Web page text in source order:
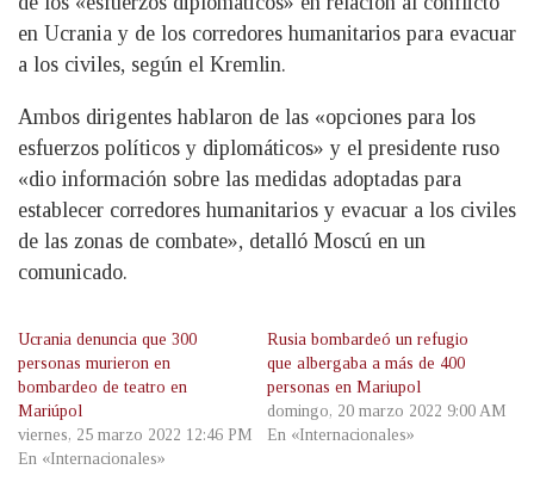
en Ucrania y de los corredores humanitarios para evacuar
a los civiles, según el Kremlin.
Ambos dirigentes hablaron de las «opciones para los
esfuerzos políticos y diplomáticos» y el presidente ruso
«dio información sobre las medidas adoptadas para
establecer corredores humanitarios y evacuar a los civiles
de las zonas de combate», detalló Moscú en un
comunicado.
Ucrania denuncia que 300
personas murieron en
bombardeo de teatro en
Mariúpol
viernes, 25 marzo 2022 12:46 PM
En «Internacionales»
Rusia bombardeó un refugio
que albergaba a más de 400
personas en Mariupol
domingo, 20 marzo 2022 9:00 AM
En «Internacionales»